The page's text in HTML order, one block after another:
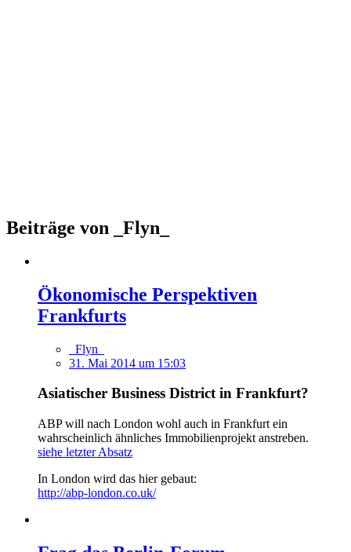
Beiträge von _Flyn_
Ökonomische Perspektiven
Frankfurts
_Flyn_
31. Mai 2014 um 15:03
Asiatischer Business District in Frankfurt?
ABP will nach London wohl auch in Frankfurt ein
wahrscheinlich ähnliches Immobilienprojekt anstreben.
siehe letzter Absatz
In London wird das hier gebaut:
http://abp-london.co.uk/